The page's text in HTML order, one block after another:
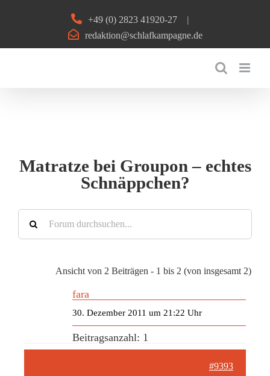
+49 (0) 2823 41920-27
|
redaktion@schlafkampagne.de
Matratze bei Groupon – echtes
Schnäppchen?
Ansicht von 2 Beiträgen - 1 bis 2 (von insgesamt 2)
fara
30. Dezember 2011 um 21:22 Uhr
Beitragsanzahl: 1
#9393